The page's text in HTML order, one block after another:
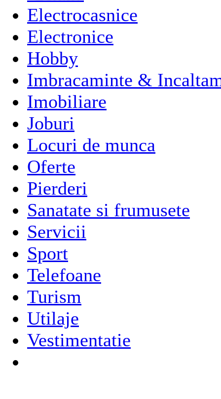
Electrocasnice
Electronice
Hobby
Imbracaminte &
Imobiliare
Joburi
Locuri de munca
Oferte
Pierderi
Sanatate si frumusete
Servicii
Sport
Telefoane
Turism
Utilaje
Vestimentatie